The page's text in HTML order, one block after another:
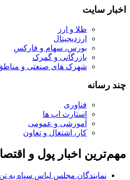
اخبار سایت
طلا و ارز
ارزدیجیتال
بورس، سهام و فارکس
بازرگانی و گمرک
شهرک های صنعتی و مناطق
چند رسانه
فناوری
استارت اپ ها
آموزشی و عمومی
کار، اشتغال و تعاون
مهم‌ترین اخبار پول و
نمایندگان مجلس لباس سپاه به